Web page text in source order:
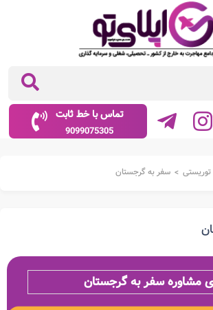
تماس با خط ثابت
9099075305
> سفر به گرجستان
مشاوره سفر به گرجستان